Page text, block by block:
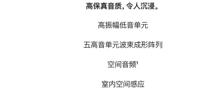
高保真音质，令人沉浸。
高振幅低音单元
五高音单元波束成形阵列
空间音频脚
¹
室内空间感应